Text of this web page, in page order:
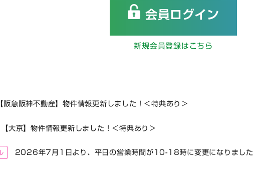
会員ログイン
新規会員登録はこちら
【阪急阪神不動産】物件情報更新しました！＜特典あり＞
【大京】物件情報更新しました！＜特典あり＞
2026年7月1日より、平日の営業時間が10-18時に変更になりました